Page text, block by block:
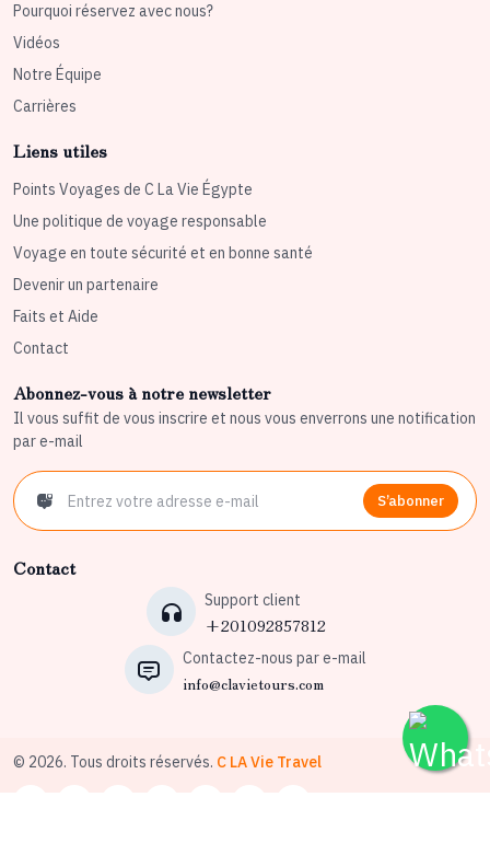
Pourquoi réservez avec nous?
Vidéos
Notre Équipe
Carrières
Liens utiles
Points Voyages de C La Vie Égypte
Une politique de voyage responsable
Voyage en toute sécurité et en bonne santé
Devenir un partenaire
Faits et Aide
Contact
Abonnez-vous à notre newsletter
Il vous suffit de vous inscrire et nous vous enverrons une notification
par e-mail
S’abonner
Contact
Support client
+201092857812
Contactez-nous par e-mail
info@clavietours.com
© 2026. Tous droits réservés. C LA Vie Travel